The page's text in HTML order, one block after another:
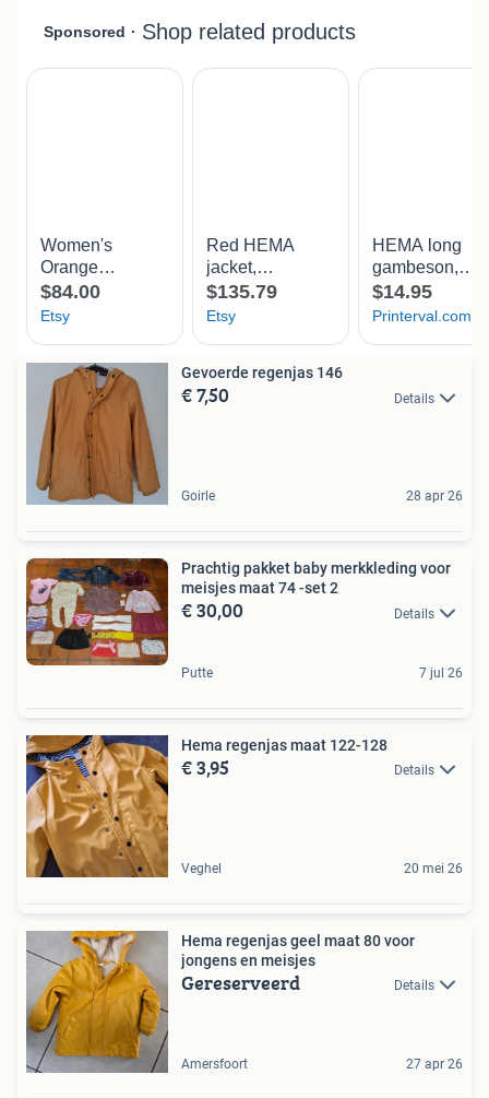
Gevoerde regenjas 146
€ 7,50 Details
Goirle 28 apr 26
Prachtig pakket baby merkkleding voor
meisjes maat 74 -set 2
€ 30,00 Details
Putte 7 jul 26
Hema regenjas maat 122-128
€ 3,95 Details
Veghel 20 mei 26
Hema regenjas geel maat 80 voor
jongens en meisjes
Gereserveerd Details
Amersfoort 27 apr 26